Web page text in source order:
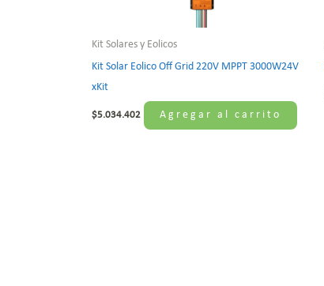
Kit Solares y Eolicos
Kit Solar Eolico Off Grid 220V MPPT 3000W24V
xKit
$5.034.402 Agregar al carrito